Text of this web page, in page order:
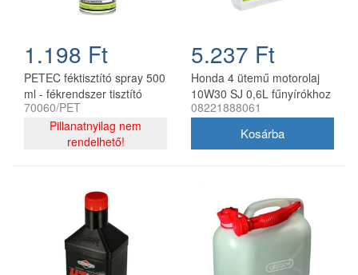
1.198 Ft
PETEC féktisztító spray 500
ml - fékrendszer tisztító
aeroszol
70060/PET
Pillanatnyilag nem
rendelhető!
5.237 Ft
Honda 4 ütemű motorolaj
10W30 SJ 0,6L fűnyírókhoz
08221888061